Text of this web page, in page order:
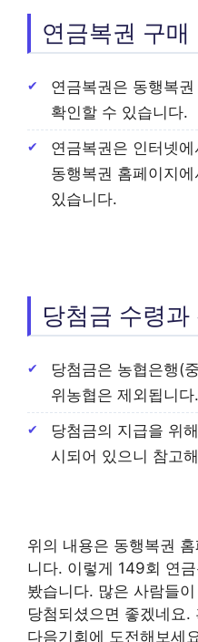
연금복권 구매
연금복권은 동행복
확인할 수 있습니다.
연금복권은 인터넷
동행복권 홈페이지
있습니다.
당첨금 수령과
당첨금은 농협은행(
위농협은 제외됩니다.
당첨금의 지급을 위
시되어 있으니 참고
위의 내용은 동행복권
니다. 이렇게 149회 연
봤습니다. 많은 사람들
당첨되셨으면 좋겠네요.
다음기회에 도전해보세